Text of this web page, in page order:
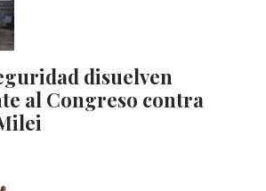
disuelven
al Congreso contra